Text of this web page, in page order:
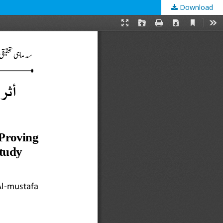
Download